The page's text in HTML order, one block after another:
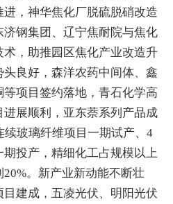
进，神华焦化厂脱硫脱硝改造
济钢集团、辽宁焦耐院与焦化
，助推园区焦化产业改造升
良好， 森洋农药中间体、鑫
项目 签约落地， 青石化学高
进展顺利， 亚东萘系列产品成
玻璃纤维项目一期试产、4
期投产，精细化工占规模以上
20%。 新产业新动能不断壮
目建成，五凌光伏、 明阳光伏